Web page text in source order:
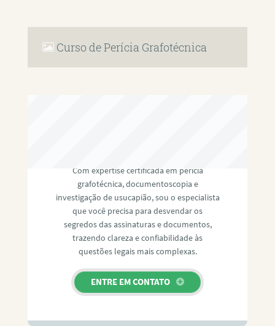
Curso de Perícia Grafotécnica
Com expertise certificada em perícia
grafotécnica, documentoscopia e
investigação de usucapião, sou o especialista
que você precisa para desvendar os
segredos das assinaturas e documentos,
trazendo clareza e confiabilidade às
questões legais mais complexas.
ENTRE EM CONTATO